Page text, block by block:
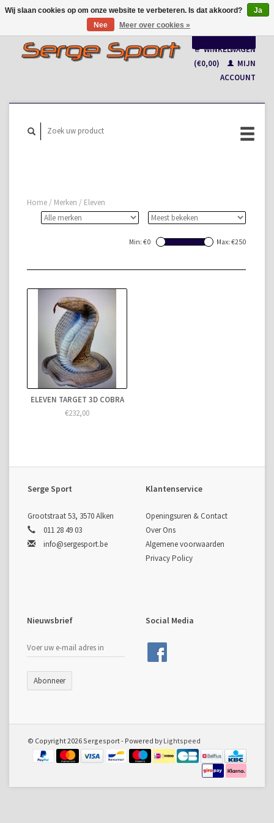
Français
WINKELWAGEN
(€0,00)
MIJN
ACCOUNT
Home / Merken / Eleven
Min: €0 Max: €250
ELEVEN TARGET 3D COBRA
€232,00
Serge Sport
Grootstraat 53, 3570 Alken
011 28 49 03
info@sergesport.be
Klantenservice
Openingsuren & Contact
Over Ons
Algemene voorwaarden
Privacy Policy
Nieuwsbrief
Abonneer
Social Media
© Copyright 2026 Sergesport - Powered byLightspeed
Wij slaan cookies op om onze website te verbeteren. Is dat akkoord?
Ja
Nee
Meer over cookies »